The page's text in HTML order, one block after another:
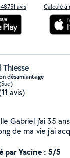
avis Calculé à
désamiantage
avis)
Gabriel j'ai 35
de ma vie j'ai
très bien
par Yacine : 5/5